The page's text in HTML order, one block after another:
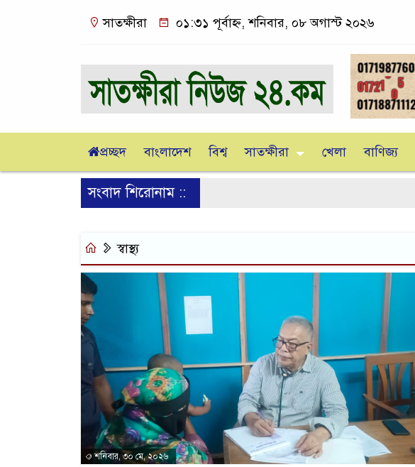
সাতক্ষীরা ০১:৩১ পূর্বাহ্ন, শনিবার, ০৮ অগাস্ট ২০২৬
প্রচ্ছদ বাংলাদেশ বিশ্ব সাতক্ষীরা খেলা বাণিজ্য
সংবাদ শিরোনাম ::
স্বাস্থ্য
শনিবার, ৩০ মে, ২০২৬